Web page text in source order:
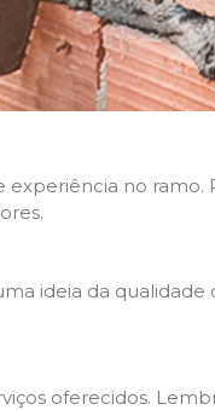
no
ideia da
oferecidos.